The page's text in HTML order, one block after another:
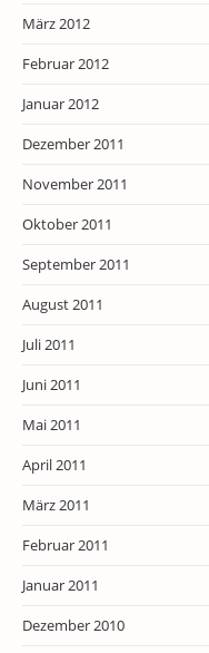
März 2012
Februar 2012
Januar 2012
Dezember 2011
November 2011
Oktober 2011
September 2011
August 2011
Juli 2011
Juni 2011
Mai 2011
April 2011
März 2011
Februar 2011
Januar 2011
Dezember 2010